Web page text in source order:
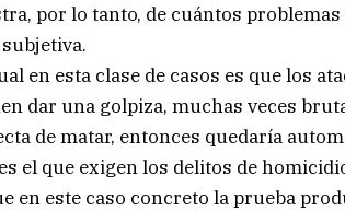
por lo tanto, de cuántos
en esta clase de casos es que los
dar una golpiza, muchas veces
de matar, entonces quedaría
el que exigen los delitos de
en este caso concreto la prueba